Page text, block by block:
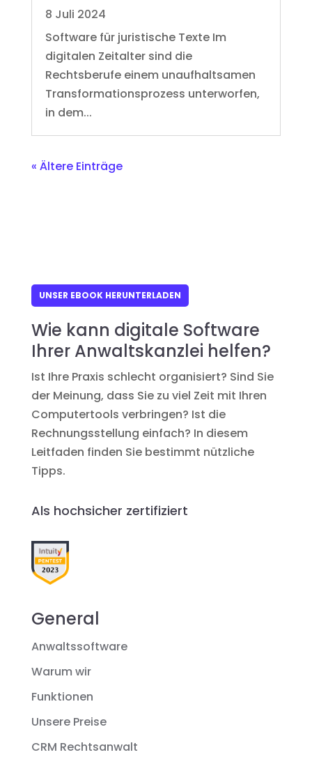
8 Juli 2024
Software für juristische Texte Im
digitalen Zeitalter sind die
Rechtsberufe einem unaufhaltsamen
Transformationsprozess unterworfen,
in dem...
« Ältere Einträge
UNSER EBOOK HERUNTERLADEN
Wie kann digitale Software
Ihrer Anwaltskanzlei helfen?
Ist Ihre Praxis schlecht organisiert? Sind Sie
der Meinung, dass Sie zu viel Zeit mit Ihren
Computertools verbringen? Ist die
Rechnungsstellung einfach? In diesem
Leitfaden finden Sie bestimmt nützliche
Tipps.
Als hochsicher zertifiziert
General
Anwaltssoftware
Warum wir
Funktionen
Unsere Preise
CRM Rechtsanwalt